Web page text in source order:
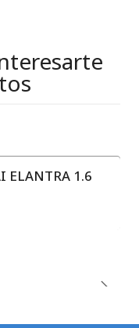
ELANTRA 1.6